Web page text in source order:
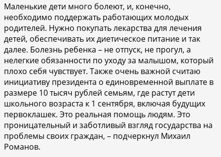
Маленькие дети много болеют, и, конечно,
необходимо поддержать работающих молодых
родителей. Нужно покупать лекарства для лечения
детей, обеспечивать их диетическое питание и так
далее. Болезнь ребенка – не отпуск, не прогул, а
нелегкие обязанности по уходу за малышом, который
плохо себя чувствует. Также очень важной считаю
инициативу президента о единовременной выплате в
размере 10 тысяч рублей семьям, где растут дети
школьного возраста к 1 сентября, включая будущих
первоклашек. Это реальная помощь людям. Это
проницательный и заботливый взгляд государства на
проблемы своих граждан, – подчеркнул Михаил
Романов.